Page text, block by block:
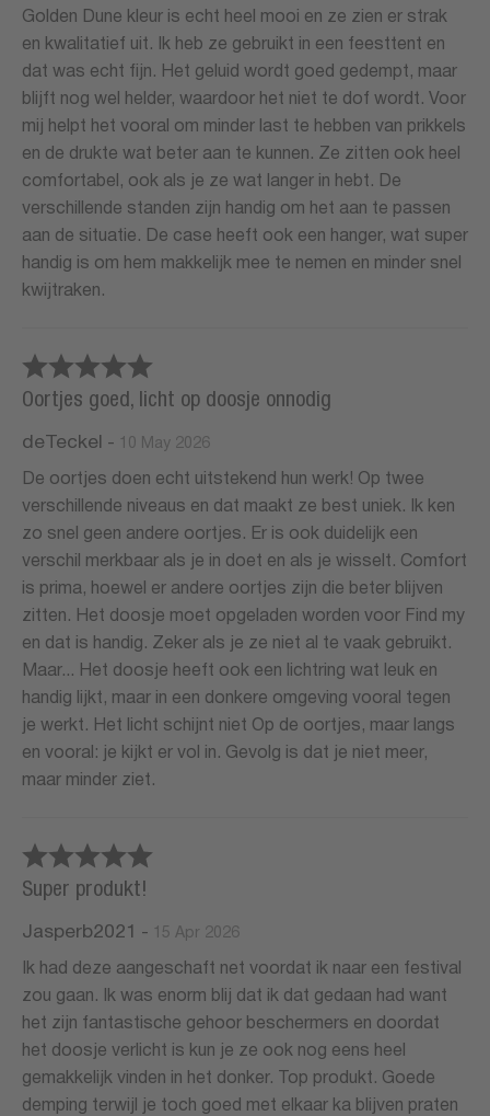
Golden Dune kleur is echt heel mooi en ze zien er strak
en kwalitatief uit. Ik heb ze gebruikt in een feesttent en
dat was echt fijn. Het geluid wordt goed gedempt, maar
blijft nog wel helder, waardoor het niet te dof wordt. Voor
mij helpt het vooral om minder last te hebben van prikkels
en de drukte wat beter aan te kunnen. Ze zitten ook heel
comfortabel, ook als je ze wat langer in hebt. De
verschillende standen zijn handig om het aan te passen
aan de situatie. De case heeft ook een hanger, wat super
handig is om hem makkelijk mee te nemen en minder snel
kwijtraken.
Oortjes goed, licht op doosje onnodig
deTeckel - 10 May 2026
De oortjes doen echt uitstekend hun werk! Op twee
verschillende niveaus en dat maakt ze best uniek. Ik ken
zo snel geen andere oortjes. Er is ook duidelijk een
verschil merkbaar als je in doet en als je wisselt. Comfort
is prima, hoewel er andere oortjes zijn die beter blijven
zitten. Het doosje moet opgeladen worden voor Find my
en dat is handig. Zeker als je ze niet al te vaak gebruikt.
Maar... Het doosje heeft ook een lichtring wat leuk en
handig lijkt, maar in een donkere omgeving vooral tegen
je werkt. Het licht schijnt niet Op de oortjes, maar langs
en vooral: je kijkt er vol in. Gevolg is dat je niet meer,
maar minder ziet.
Super produkt!
Jasperb2021 - 15 Apr 2026
Ik had deze aangeschaft net voordat ik naar een festival
zou gaan. Ik was enorm blij dat ik dat gedaan had want
het zijn fantastische gehoor beschermers en doordat
het doosje verlicht is kun je ze ook nog eens heel
gemakkelijk vinden in het donker. Top produkt. Goede
demping terwijl je toch goed met elkaar ka blijven praten